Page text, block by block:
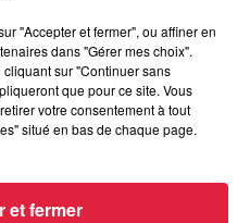
organise une
au profit des -uvres
Ce repas sera suivi dun
les Melody boy's groupe
et dont la réputation
Pour cet évènementle
exceptionnelle de 2
"Accepter et fermer", ou affiner en
dans "Gérer mes choix".
sur "Continuer sans
que pour ce site. Vous
votre consentement à tout
situé en bas de chaque page.
et fermer